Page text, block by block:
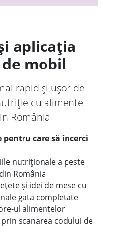
aplicația
mobil
rapid și ușor de
cu alimente
România
care să încerci
nutriționale a peste
România
și idei de mese cu
gata completate
ul alimentelor
scanarea codului de